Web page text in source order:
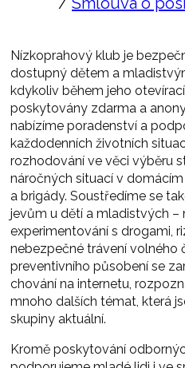
Nízkoprahový klub je
dostupný dětem a
kdykoliv během jeho
poskytovány zdarma a
nabízíme poradenství a
každodenních životních
rozhodování ve věci výběru
náročných situací v
a brigády. Soustředíme se
jevům u dětí a mladistvých –
experimentování s drogami,
nebezpečné trávení volného
preventivního působení se
chování na internetu,
mnoho dalších témat, která
skupiny aktuální.
Kromě poskytování